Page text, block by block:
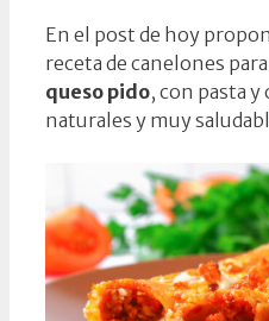
En el post de hoy
receta de canelones
queso pido, con pasta
naturales y muy